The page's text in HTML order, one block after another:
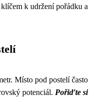
k udržení pořádku a
Místo pod postelí často
potenciál. Pořiďte si